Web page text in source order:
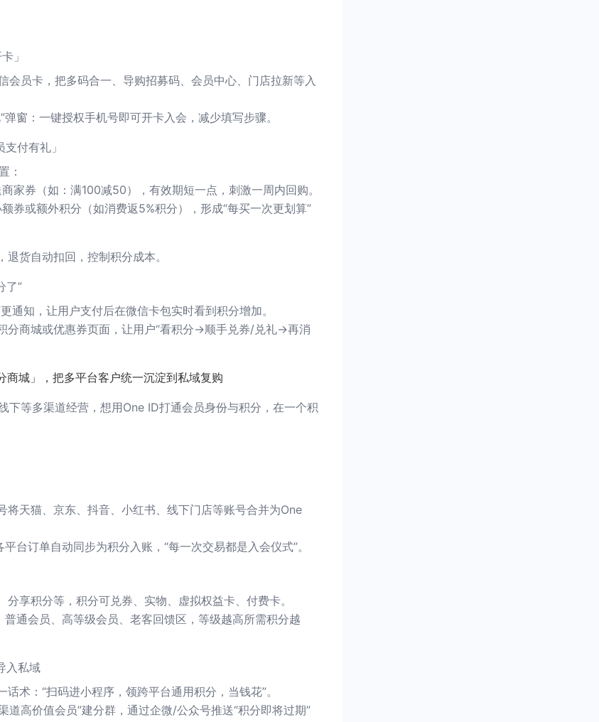
」
会员卡，把多码合一、导购招募码、会员中心、门店拉新等入
窗：一键授权手机号即可开卡入会，减少填写步骤。
付有礼」
：
家券（如：满100减50），有效期短一点，刺激一周内回购。
券或额外积分（如消费返5%积分），形成“每买一次更划算”
货自动扣回，控制积分成本。
了”
通知，让用户支付后在微信卡包实时看到积分增加。
分商城或优惠券页面，让用户“看积分→顺手兑券/兑礼→再消
城」，把多平台客户统一沉淀到私域复购
下等多渠道经营，想用One ID打通会员身份与积分，在一个积
将天猫、京东、抖音、小红书、线下门店等账号合并为One
台订单自动同步为积分入账，“每一次交易都是入会仪式”。
享积分等，积分可兑券、实物、虚拟权益卡、付费卡。
普通会员、高等级会员、老客回馈区，等级越高所需积分越
入私域
术：“扫码进小程序，领跨平台通用积分，当钱花”。
道高价值会员”建分群，通过企微/公众号推送“积分即将过期”